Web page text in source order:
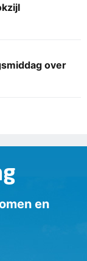
over
en